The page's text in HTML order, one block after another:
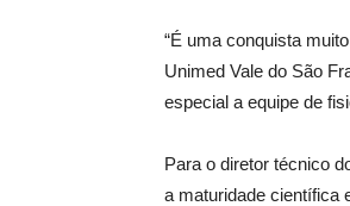
“É uma conquista
Unimed Vale do São
especial a equipe de
Para o diretor técnico
a maturidade científica